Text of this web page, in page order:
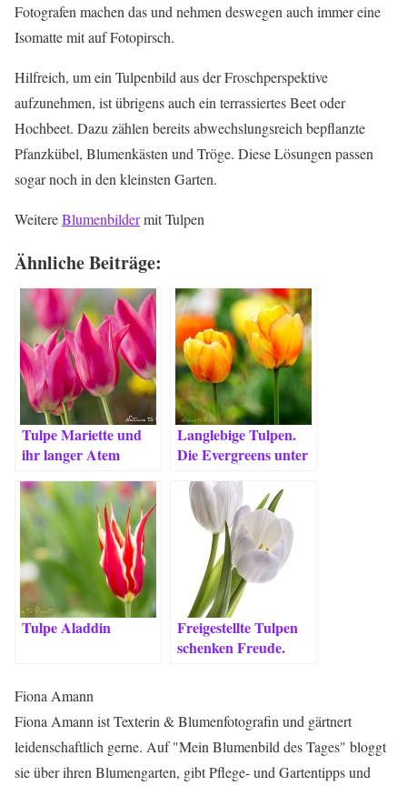
Fotografen machen das und nehmen deswegen auch immer eine
Isomatte mit auf Fotopirsch.
Hilfreich, um ein Tulpenbild aus der Froschperspektive
aufzunehmen, ist übrigens auch ein terrassiertes Beet oder
Hochbeet. Dazu zählen bereits abwechslungsreich bepflanzte
Pfanzkübel, Blumenkästen und Tröge. Diese Lösungen passen
sogar noch in den kleinsten Garten.
WeitereBlumenbildermit Tulpen
Ähnliche Beiträge:
Tulpe Mariette und
ihr langer Atem
Langlebige Tulpen.
Die Evergreens unter
Tulpe Aladdin
Freigestellte Tulpen
schenken Freude.
Fiona Amann
Fiona Amann ist Texterin & Blumenfotografin und gärtnert
leidenschaftlich gerne. Auf "Mein Blumenbild des Tages" bloggt
sie über ihren Blumengarten, gibt Pflege- und Gartentipps und